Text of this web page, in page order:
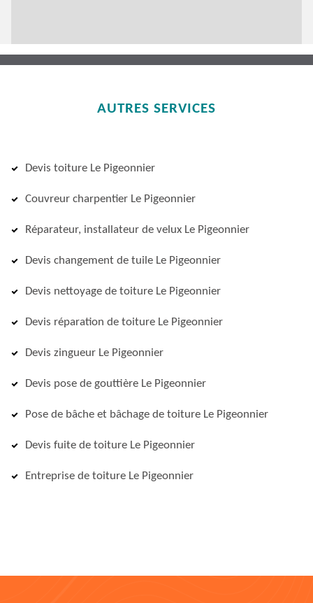
AUTRES SERVICES
Devis toiture Le Pigeonnier
Couvreur charpentier Le Pigeonnier
Réparateur, installateur de velux Le Pigeonnier
Devis changement de tuile Le Pigeonnier
Devis nettoyage de toiture Le Pigeonnier
Devis réparation de toiture Le Pigeonnier
Devis zingueur Le Pigeonnier
Devis pose de gouttière Le Pigeonnier
Pose de bâche et bâchage de toiture Le Pigeonnier
Devis fuite de toiture Le Pigeonnier
Entreprise de toiture Le Pigeonnier